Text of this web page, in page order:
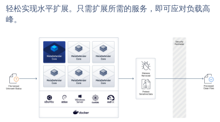
轻松实现水平扩展。只需扩展所需的服务，即可应对负载高
峰。